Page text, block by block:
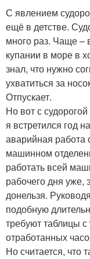
С явлением
ещё в детстве.
много раз. Чаще –
купании в море в
знал, что нужно
ухватиться за
Отпускает.
Но вот с
я встретился год
аварийная работа
машинном
работать всей
рабочего дня уже,
донельзя.
подобную
требуют таблицы
отработанных
Но считается, что